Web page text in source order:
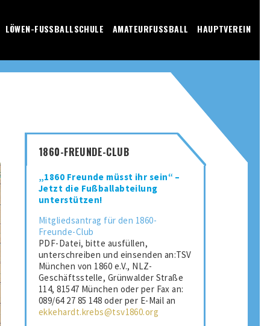
LÖWEN-FUSSBALLSCHULE AMATEURFUSSBALL HAUPTVEREIN
1860-FREUNDE-CLUB
„1860 Freunde müsst ihr sein“ –
Jetzt die Fußballabteilung
unterstützen!
Mitgliedsantrag für den 1860-
Freunde-Club
PDF-Datei, bitte ausfüllen,
unterschreiben und einsenden an:TSV
München von 1860 e.V., NLZ-
Geschäftsstelle, Grünwalder Straße
114, 81547 München oder per Fax an:
089/64 27 85 148 oder per E-Mail an
ekkehardt.krebs@tsv1860.org